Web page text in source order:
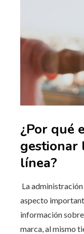
¿Por qué
gestionar
línea?
La
aspecto
información
marca, al mismo